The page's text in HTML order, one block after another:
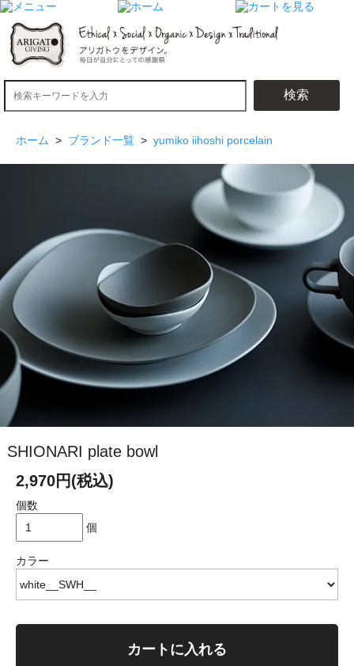
検索
ホーム > ブランド一覧 > yumiko iihoshi porcelain
SHIONARI plate bowl
2,970円(税込)
個数
個
カラー
カートに入れる